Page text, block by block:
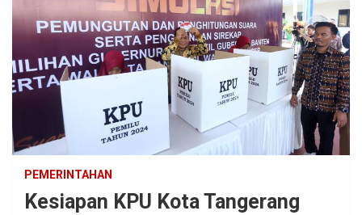
PEMERINTAHAN
Kesiapan KPU Kota Tangerang